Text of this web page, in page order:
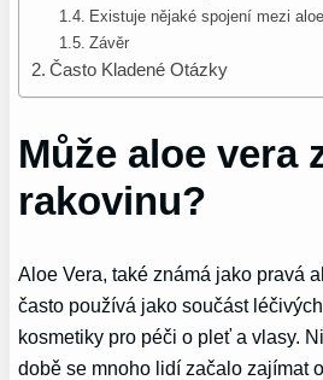
Existuje nějaké spojení mezi
Závěr
Často Kladené Otázky
Může aloe vera
rakovinu?
Aloe Vera, také známá jako pravá
často používá jako součást
kosmetiky pro péči o pleť a vlasy.
době se mnoho lidí začalo zajímat